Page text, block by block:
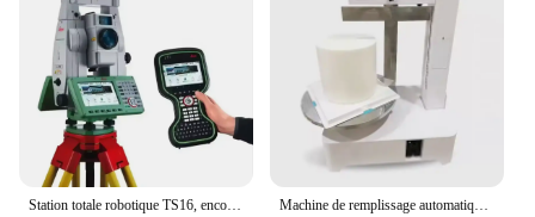
remains a reliable tool in your baking arsenal for
years to come. With this set, you can take your
pastry creations to new heights, whether you're
selling them in a bakery or serving them at a high-
end event.
Machine de remplissage automatique pour glaçage de gâteau d'anniversaire, 14 pouces, nouveauté